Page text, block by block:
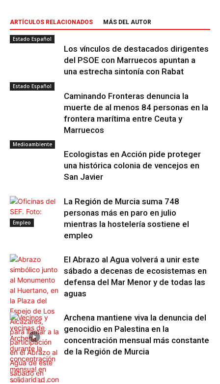
ARTÍCULOS RELACIONADOS MÁS DEL AUTOR
Estado Español
Los vínculos de destacados dirigentes
del PSOE con Marruecos apuntan a
una estrecha sintonía con Rabat
Estado Español
Caminando Fronteras denuncia la
muerte de al menos 84 personas en la
frontera marítima entre Ceuta y
Marruecos
Medioambiente
Ecologistas en Acción pide proteger
una histórica colonia de vencejos en
San Javier
Empleo
La Región de Murcia suma 748
personas más en paro en julio
mientras la hostelería sostiene el
empleo
El Abrazo al Agua volverá a unir este
sábado a decenas de ecosistemas en
defensa del Mar Menor y de todas las
aguas
Archena mantiene viva la denuncia del
genocidio en Palestina en la
concentración mensual más constante
de la Región de Murcia